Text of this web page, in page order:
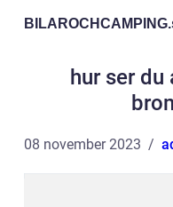
BILAROCHCAMPING.
hur ser
08 november 2023